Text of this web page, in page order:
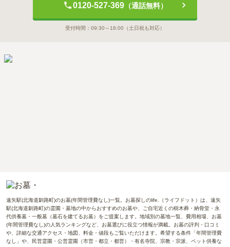
0120-527-369（通話無料）
受付時間： 09:30～18:00 （土日祝も対応）
遠矢駅(北海道釧路町)のお墓(年間管理費なし)一覧。お墓探しのlife.（ライフドット）は、遠矢
駅(北海道釧路町)の霊園・墓地の中からおすすめのお墓や、ご自宅近くの樹木葬・納骨堂・永
代供養墓・一般墓（墓石を建てるお墓）をご提案します。地域別の墓地一覧、費用相場、お墓
(年間管理費なし)の人気ランキングなど、お墓選びに役立つ情報が満載。お墓の評判・口コミ
や、詳細な交通アクセス・地図、料金・値段もご覧いただけます。希望する条件「年間管理費
なし」や、民営霊園・公営霊園（市営・都立・都営）・有名寺院、宗教・宗派、ペット供養な